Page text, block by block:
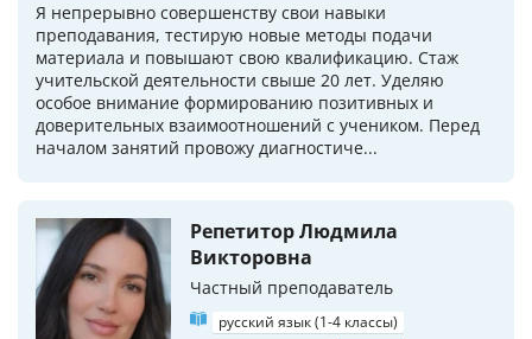
Я непрерывно совершенству свои навыки
преподавания, тестирую новые методы подачи
материала и повышают свою квалификацию. Стаж
учительской деятельности свыше 20 лет. Уделяю
особое внимание формированию позитивных и
доверительных взаимоотношений с учеником. Перед
началом занятий провожу диагностиче...
Репетитор Людмила
Викторовна
Частный преподаватель
русский язык (1-4 классы)